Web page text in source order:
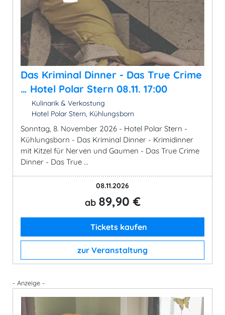
Das Kriminal Dinner - Das True Crime
… Hotel Polar Stern 08.11. 17:00
Kulinarik & Verkostung
Hotel Polar Stern, Kühlungsborn
Sonntag, 8. November 2026 - Hotel Polar Stern -
Kühlungsborn - Das Kriminal Dinner - Krimidinner
mit Kitzel für Nerven und Gaumen - Das True Crime
Dinner - Das True ...
08.11.2026
ab 89,90 €
Tickets kaufen
zur Veranstaltung
- Anzeige -